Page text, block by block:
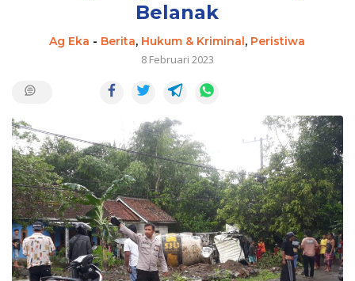
Belanak
Ag Eka - Berita, Hukum & Kriminal, Peristiwa
8 Februari 2023